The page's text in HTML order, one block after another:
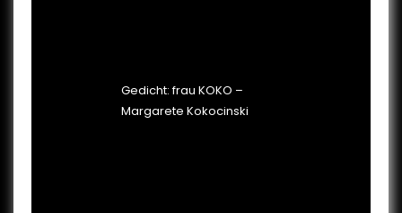
Gedicht: frau KOKO –
Margarete Kokocinski